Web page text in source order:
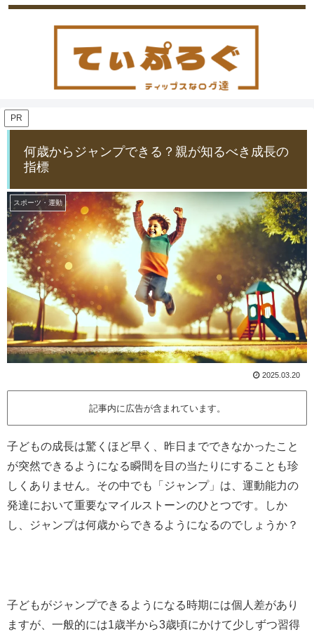
PR
何歳からジャンプできる？親が知るべき成長の
指標
スポーツ・運動
2025.03.20
記事内に広告が含まれています。
子どもの成長は驚くほど早く、昨日までできなかったこと
が突然できるようになる瞬間を目の当たりにすることも珍
しくありません。その中でも「ジャンプ」は、運動能力の
発達において重要なマイルストーンのひとつです。しか
し、ジャンプは何歳からできるようになるのでしょうか？
子どもがジャンプできるようになる時期には個人差があり
ますが、一般的には1歳半から3歳頃にかけて少しずつ習得